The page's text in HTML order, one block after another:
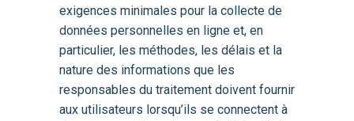
exigences minimales pour la collecte de
données personnelles en ligne et, en
particulier, les méthodes, les délais et la
nature des informations que les
responsables du traitement doivent fournir
aux utilisateurs lorsqu’ils se connectent à